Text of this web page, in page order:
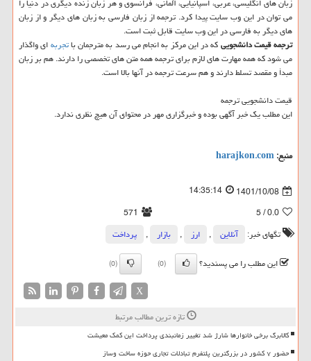
می توان در این وب سایت پیدا کرد. ترجمه از زبان فارسی به زبان های دیگر و از زبان
های دیگر به فارسی در این وب سایت قابل ثبت است.
ترجمه قیمت دانشجوییکه در این مرکز به انجام می رسد به مترجمان باتجربهای واگذار
می شود که همه مهارت های لازم برای ترجمه همه متن های تخصصی را دارند. هم بر زبان
مبدأ و مقصد تسلط دارند و هم سرعت ترجمه در آنها بالا است.
قیمت دانشجویی ترجمه
این مطلب یک خبر آگهی بوده و خبرگزاری مهر در محتوای آن هیچ نظری ندارد.
منبع:harajkon.com
1401/10/08
14:35:14
0.0
/ 5
571
تگهای خبر:
آنلاین , ارز , بازار ,
پرداخت
این مطلب را می پسندید؟
(0)
(0)
X
تازه ترین مطالب مرتبط
کالابرگ برخی خانوارها شارژ شد تغییر زمانبندی پرداخت این کمک معیشت
حضور ۷ کشور در بزرگترین پلتفرم تبادلات تجاری حوزه ساخت وساز